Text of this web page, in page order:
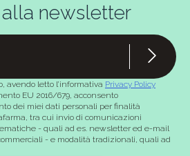
alla newsletter
avendo letto l’informativa Privacy Policy
EU 2016/679, acconsento
dei miei dati personali per finalità
tra cui invio di comunicazioni
- quali ad es. newsletter ed e-mail
- e modalità tradizionali, quali ad